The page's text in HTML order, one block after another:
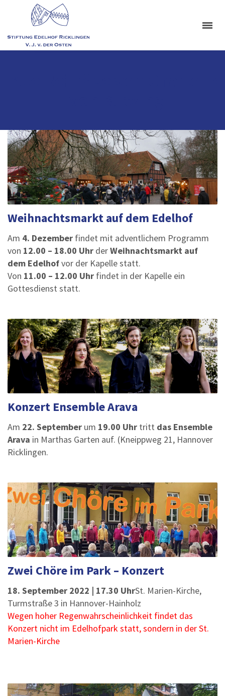
Weihnachtsmarkt auf dem Edelhof
Am 4. Dezember findet mit adventlichem Programm
von 12.00 – 18.00 Uhr derWeihnachtsmarkt auf
dem Edelhofvor der Kapelle statt.
Von 11.00 – 12.00 Uhr findet in der Kapelle ein
Gottesdienst statt.
Konzert Ensemble Arava
Am 22. September um 19.00 Uhr tritt das Ensemble
Arava in Marthas Garten auf. (Kneippweg 21, Hannover
Ricklingen.
Zwei Chöre im Park – Konzert
18. September 2022 | 17.30 UhrSt. Marien-Kirche,
Turmstraße 3 in Hannover-Hainholz
Wegen hoher Regenwahrscheinlichkeit findet das
Konzert nicht im Edelhofpark statt, sondern in der St.
Marien-Kirche